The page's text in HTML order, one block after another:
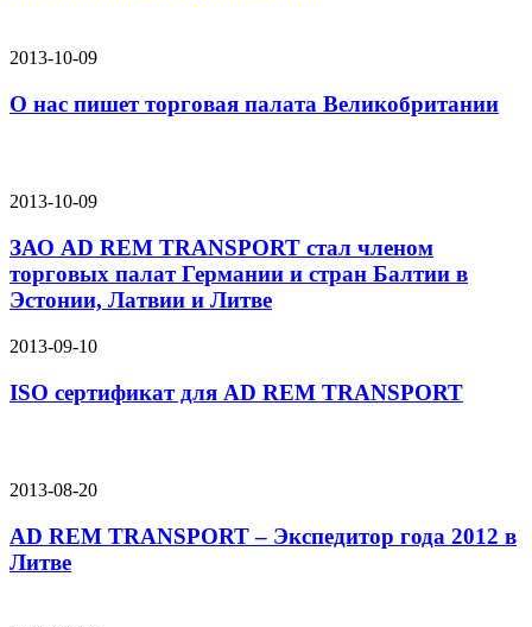
2013-10-09
О нас пишет торговая палата Великобритании
2013-10-09
ЗАО AD REM TRANSPORT стал членом
торговых палат Германии и стран Балтии в
Эстонии, Латвии и Литве
2013-09-10
ISO сертификат для AD REM TRANSPORT
2013-08-20
AD REM TRANSPORT – Экспедитор года 2012 в
Литве